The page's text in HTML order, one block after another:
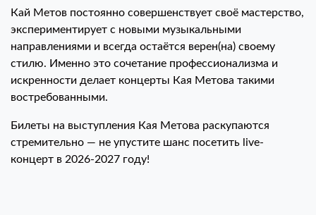
Кай Метов постоянно совершенствует своё мастерство,
экспериментирует с новыми музыкальными
направлениями и всегда остаётся верен(на) своему
стилю. Именно это сочетание профессионализма и
искренности делает концерты Кая Метова такими
востребованными.
Билеты на выступления Кая Метова раскупаются
стремительно — не упустите шанс посетить live-
концерт в 2026-2027 году!